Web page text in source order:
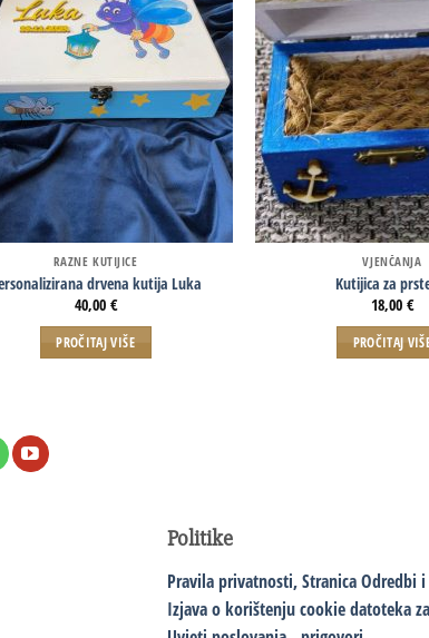
RAZNE KUTIJICE
drvena kutija Luka
40,00 €
PROČITAJ VIŠE
VJENČANJA
Kutijica za
18,00 €
PROČITAJ
Politike
Pravila privatnosti,Stranica Odredbi
Izjava o korištenju cookie datoteka